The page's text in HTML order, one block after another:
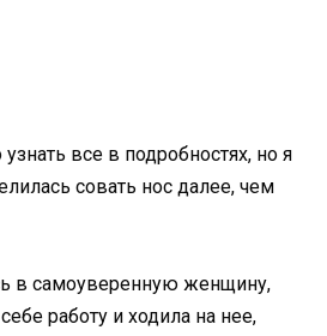
все в подробностях, но я
совать нос далее, чем
в самоуверенную женщину,
работу и ходила на нее,